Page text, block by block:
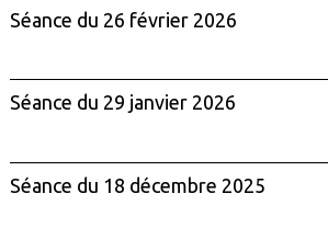
Séance du 26 février 2026
Séance du 29 janvier 2026
Séance du 18 décembre 2025